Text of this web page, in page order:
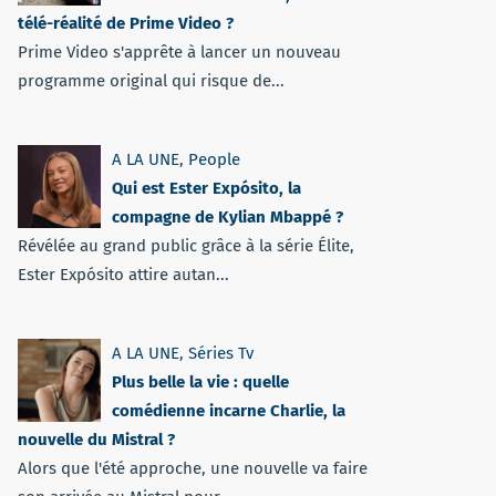
télé-réalité de Prime Video ?
Prime Video s'apprête à lancer un nouveau
programme original qui risque de...
A LA UNE, People
Qui est Ester Expósito, la
compagne de Kylian Mbappé ?
Révélée au grand public grâce à la série Élite,
Ester Expósito attire autan...
A LA UNE, Séries Tv
Plus belle la vie : quelle
comédienne incarne Charlie, la
nouvelle du Mistral ?
Alors que l'été approche, une nouvelle va faire